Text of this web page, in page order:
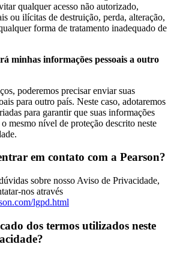
qualquer acesso não autorizado,
ou ilícitas de destruição, perda, alteração,
forma de tratamento inadequado de
minhas informações pessoais a outro
poderemos precisar enviar suas
para outro país. Neste caso, adotaremos
para garantir que suas informações
o mesmo nível de proteção descrito neste
em contato com a Pearson?
sobre nosso Aviso de Privacidade,
nos através
lgpd.html
dos termos utilizados neste